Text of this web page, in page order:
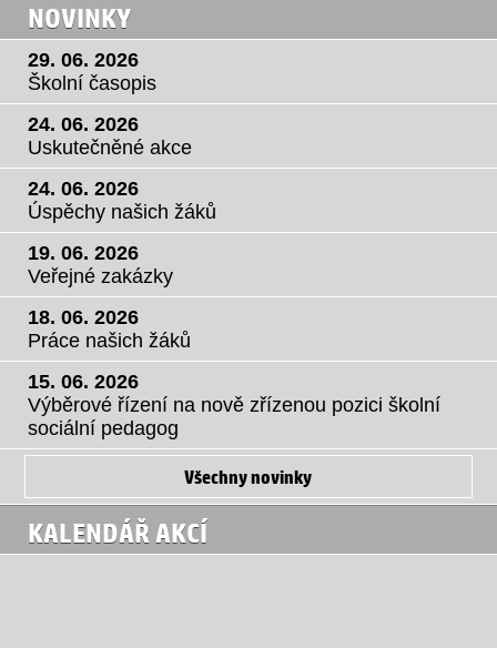
NOVINKY
29. 06. 2026
Školní časopis
24. 06. 2026
Uskutečněné akce
24. 06. 2026
Úspěchy našich žáků
19. 06. 2026
Veřejné zakázky
18. 06. 2026
Práce našich žáků
15. 06. 2026
Výběrové řízení na nově zřízenou pozici školní
sociální pedagog
Všechny novinky
KALENDÁŘ AKCÍ